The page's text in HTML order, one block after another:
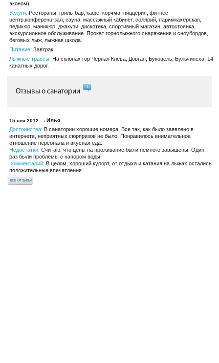
эконом).
Услуги: Рестораны, гриль-бар, кафе, корчма, пиццерия, фитнес-
центр,конференц-зал, сауна, массажный кабинет, солярий, парикмахерская,
педикюр, маникюр, джакузи, дискотека, спортивный магазин, автостоянка,
экскурсионное обслуживание. Прокат горнолыжного снаряжения и сноубордов,
беговых лыж, лыжная школа.
Питание: Завтрак
Лыжные трассы: На склонах гор Черная Клева, Довгая, Буковель, Бульчинеха, 14
канатных дорог.
Отзывы о санатории
1
15 ноя 2012
Илья
Достоинства: В санатории хорошие номера. Все так, как было заявлено в
интернете, неприятных сюрпризов не было. Понравилось внимательное
отношение персонала и вкусная еда.
Недостатки: Считаю, что цены на проживание были немного завышены. Один
раз были проблемы с напором воды.
Комментарий: В целом, хороший курорт, от отдыха и катания на лыжах остались
положительные впечатления.
все отзывы